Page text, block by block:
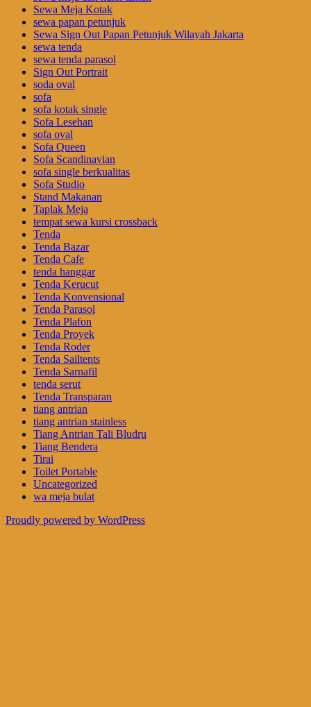
Sewa Meja Kotak
sewa papan petunjuk
Sewa Sign Out Papan Petunjuk Wilayah Jakarta
sewa tenda
sewa tenda parasol
Sign Out Portrait
soda oval
sofa
sofa kotak single
Sofa Lesehan
sofa oval
Sofa Queen
Sofa Scandinavian
sofa single berkualitas
Sofa Studio
Stand Makanan
Taplak Meja
tempat sewa kursi crossback
Tenda
Tenda Bazar
Tenda Cafe
tenda hanggar
Tenda Kerucut
Tenda Konvensional
Tenda Parasol
Tenda Plafon
Tenda Proyek
Tenda Roder
Tenda Sailtents
Tenda Sarnafil
tenda serut
Tenda Transparan
tiang antrian
tiang antrian stainless
Tiang Antrian Tali Bludru
Tiang Bendera
Tirai
Toilet Portable
Uncategorized
wa meja bulat
Proudly powered by WordPress